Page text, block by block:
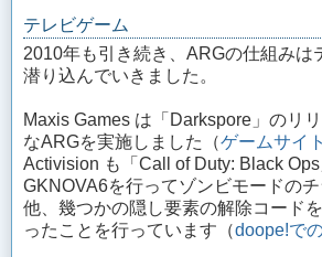
テレビゲーム
2010年も引き続き、ARGの仕組みは
潜り込んでいきました。
Maxis Games は「Darkspore」のリ
なARGを実施しました（ゲームサイト
Activision も「Call of Duty: Black Ops
GKNOVA6を行ってゾンビモードの
他、幾つかの隠し要素の解除コード
ったことを行っています（doope!で